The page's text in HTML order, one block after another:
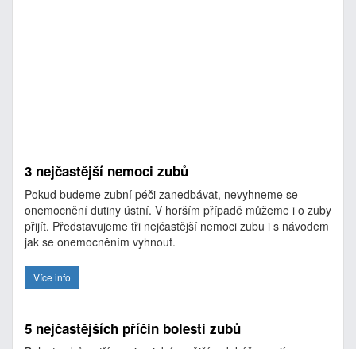
3 nejčastější nemoci zubů
Pokud budeme zubní péči zanedbávat, nevyhneme se
onemocnění dutiny ústní. V horším případě můžeme i o zuby
přijít. Představujeme tři nejčastější nemoci zubu i s návodem
jak se onemocněním vyhnout.
Více info
5 nejčastějších příčin bolesti zubů